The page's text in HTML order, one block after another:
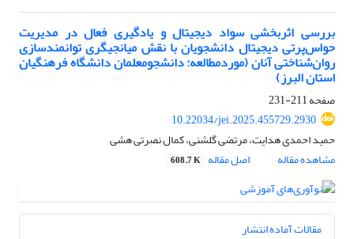
بررسی اثربخشی سواد دیجیتال و یادگیری فعال در مدیریت
حواس‌پرتی دیجیتال دانشجویان با نقش میانجیگری توانمندسازی
روان‌شناختی آنان (موردمطالعه: دانشجومعلمان دانشگاه فرهنگیان
استان البرز)
صفحه211-231
10.22034/jei.2025.455729.2930
حمید احمدی هدایت، مرتضی گلشنی، کمال نصرتی هشی
مشاهده مقاله
اصل مقاله 608.7 K
مقالات آماده انتشار